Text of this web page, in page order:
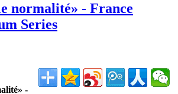
normalité» - France
Series
-